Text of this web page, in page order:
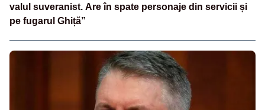
valul suveranist. Are în spate personaje din servicii și
pe fugarul Ghiță”